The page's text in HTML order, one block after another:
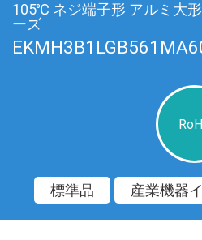
105℃ ネジ端子形 アルミ大
ーズ
標準品 産業機器